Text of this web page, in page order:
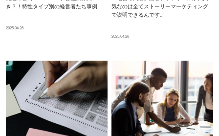
き？！特性タイプ別の経営者たち事例
2025.04.28
気なのは全てストーリーマーケティング
で説明できるんです。
2025.04.28